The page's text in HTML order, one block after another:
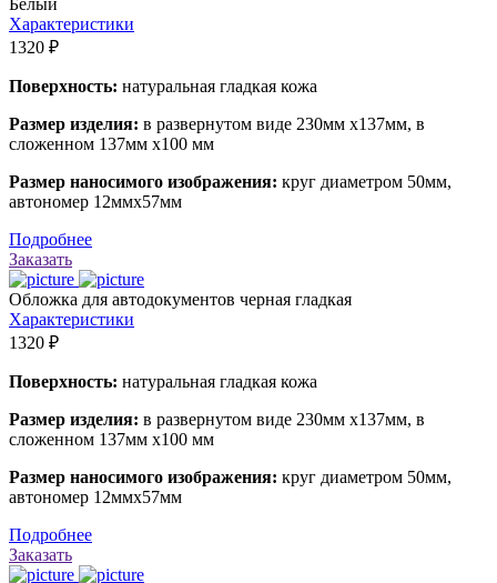
Характеристики
1320 ₽
Поверхность: натуральная гладкая кожа
Размер изделия: в развернутом виде 230мм х137мм, в
сложенном 137мм х100 мм
Размер наносимого изображения: круг диаметром 50мм,
автономер 12ммх57мм
Подробнее
Заказать
Обложка для автодокументов черная гладкая
Характеристики
1320 ₽
Поверхность: натуральная гладкая кожа
Размер изделия: в развернутом виде 230мм х137мм, в
сложенном 137мм х100 мм
Размер наносимого изображения: круг диаметром 50мм,
автономер 12ммх57мм
Подробнее
Заказать